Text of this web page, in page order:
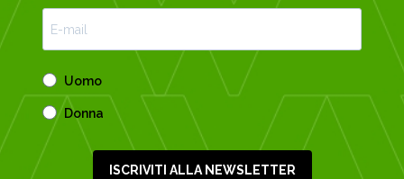
Uomo
Donna
ISCRIVITI ALLA NEWSLETTER